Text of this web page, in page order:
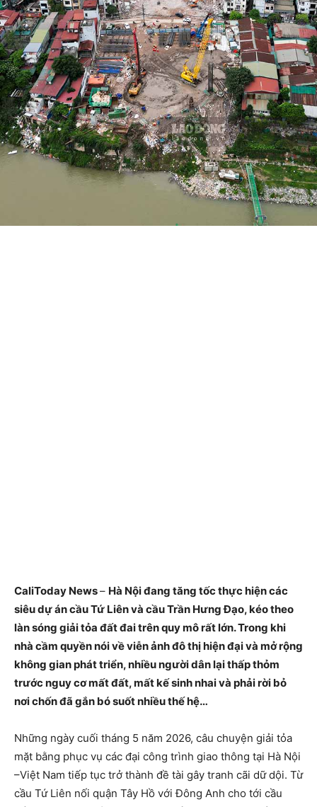
CaliToday News– Hà Nội đang tăng tốc thực hiện các
siêu dự án cầu Tứ Liên và cầu Trần Hưng Đạo, kéo theo
làn sóng giải tỏa đất đai trên quy mô rất lớn. Trong khi
nhà cầm quyền nói về viễn ảnh đô thị hiện đại và mở rộng
không gian phát triển, nhiều người dân lại thấp thỏm
trước nguy cơ mất đất, mất kế sinh nhai và phải rời bỏ
nơi chốn đã gắn bó suốt nhiều thế hệ…
Những ngày cuối tháng 5 năm 2026, câu chuyện giải tỏa
mặt bằng phục vụ các đại công trình giao thông tại Hà Nội
–Việt Nam tiếp tục trở thành đề tài gây tranh cãi dữ dội. Từ
cầu Tứ Liên nối quận Tây Hồ với Đông Anh cho tới cầu